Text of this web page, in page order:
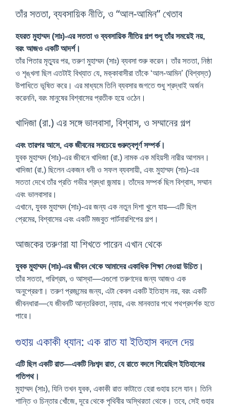
তাঁর সততা, ব্যবসায়িক নীতি, ও “আল-আমিন” খেতাব
হযরত মুহাম্মদ (সাঃ)-এর সততা ও ব্যবসায়িক নীতির গল্প শুধু তাঁর সময়েই নয়,
বরং আজও একটি আদর্শ।
তাঁর পিতার মৃত্যুর পর, তরুণ মুহাম্মদ (সাঃ) ব্যবসা শুরু করেন। তাঁর সততা, নিষ্ঠা
ও শৃঙ্খলা ছিল এতটাই বিখ্যাত যে, মক্কাবাসীরা তাঁকে ‘আল-আমিন’ (বিশ্বস্ত)
উপাধিতে ভূষিত করে। এর মাধ্যমে তিনি ব্যবসার জগতে শুধু শ্রদ্ধাই অর্জন
করেননি, বরং মানুষের বিশ্বাসের প্রতীক হয়ে ওঠেন।
খাদিজা (রা.) এর সঙ্গে ভালবাসা, বিশ্বাস, ও সম্মানের গল্প
এবং তারপর আসে, এক জীবনের সবচেয়ে গুরুত্বপূর্ণ সম্পর্ক।
যুবক মুহাম্মদ (সাঃ)-এর জীবনে খাদিজা (রা.) নামক এক মহিয়সী নারীর আগমন।
খাদিজা (রা.) ছিলেন একজন ধনী ও সফল ব্যবসায়ী, এবং মুহাম্মদ (সাঃ)-এর
সততা দেখে তাঁর প্রতি গভীর শ্রদ্ধা জন্মায়। তাঁদের সম্পর্ক ছিল বিশ্বাস, সম্মান
এবং ভালবাসার।
এখানে, যুবক মুহাম্মদ (সাঃ)-এর জন্য এক নতুন দিশা খুলে যায়—এটি ছিল
প্রেমের, বিশ্বাসের এবং একটি মজবুত পার্টনারশিপের গল্প।
আজকের তরুণরা যা শিখতে পারেন এখান থেকে
যুবক মুহাম্মদ (সাঃ)-এর জীবন থেকে আমাদের একাধিক শিক্ষা নেওয়া উচিত।
তাঁর সততা, পরিশ্রম, ও আস্থা—এগুলো তরুণদের জন্য আজও এক
অনুপ্রেরণা। তরুণ প্রজন্মের জন্য, এটা কেবল একটি ইতিহাস নয়, বরং একটি
জীবনধারা—যে জীবনটি আন্তরিকতা, ন্যায়, এবং মানবতার পথে পথপ্রদর্শক হতে
পারে।
গুহায় একাকী ধ্যান: এক রাত যা ইতিহাস বদলে দেয়
এটি ছিল একটি রাত—একটি নিঃশব্দ রাত, যে রাতে বদলে গিয়েছিল ইতিহাসের
গতিপথ।
মুহাম্মদ (সাঃ), যিনি তখন যুবক, একাকী রাত কাটাতে হেরা গুহায় চলে যান। তিনি
শান্তি ও চিন্তার খোঁজে, দূরে থেকে পৃথিবীর অস্থিরতা থেকে। তবে, সেই গুহার